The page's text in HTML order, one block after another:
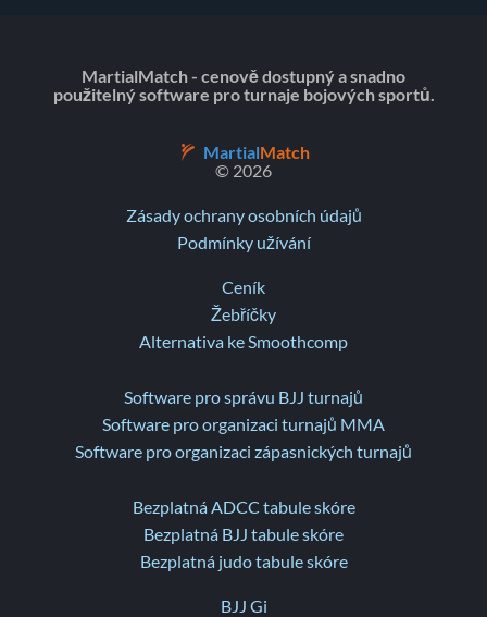
MartialMatch - cenově dostupný a snadno
použitelný software pro turnaje bojových sportů.
MartialMatch
© 2026
Zásady ochrany osobních údajů
Podmínky užívání
Ceník
Žebříčky
Alternativa ke Smoothcomp
Software pro správu BJJ turnajů
Software pro organizaci turnajů MMA
Software pro organizaci zápasnických turnajů
Bezplatná ADCC tabule skóre
Bezplatná BJJ tabule skóre
Bezplatná judo tabule skóre
BJJ Gi